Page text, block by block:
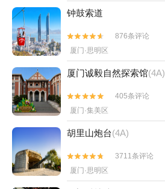
钟鼓索道


876条评论
厦门·思明区
厦门诚毅自然探索馆(4A)


405条评论
厦门·集美区
胡里山炮台(4A)


3711条评论
厦门·思明区